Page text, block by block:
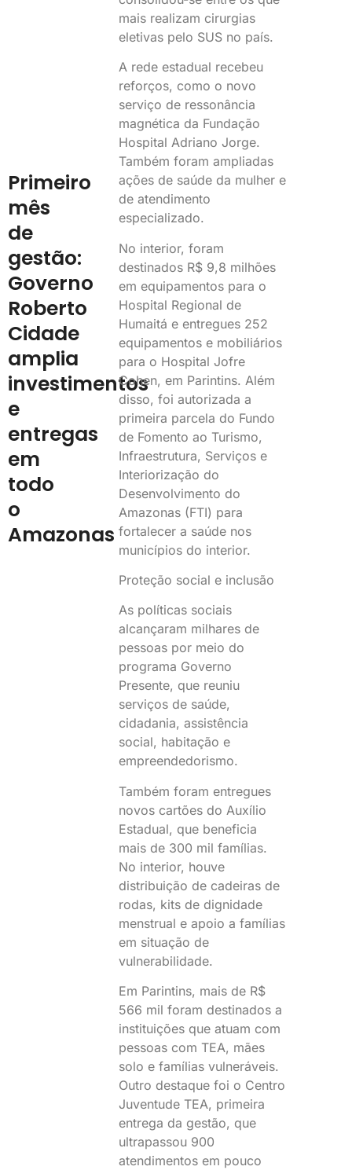
Primeiro
mês
de
gestão:
Governo
Roberto
Cidade
amplia
investimentos
e
entregas
em
todo
o
Amazonas
mais realizam cirurgias
eletivas pelo SUS no país.
A rede estadual recebeu
reforços, como o novo
serviço de ressonância
magnética da Fundação
Hospital Adriano Jorge.
Também foram ampliadas
ações de saúde da mulher e
de atendimento
especializado.
No interior, foram
destinados R$ 9,8 milhões
em equipamentos para o
Hospital Regional de
Humaitá e entregues 252
equipamentos e mobiliários
para o Hospital Jofre
Cohen, em Parintins. Além
disso, foi autorizada a
primeira parcela do Fundo
de Fomento ao Turismo,
Infraestrutura, Serviços e
Interiorização do
Desenvolvimento do
Amazonas (FTI) para
fortalecer a saúde nos
municípios do interior.
Proteção social e inclusão
As políticas sociais
alcançaram milhares de
pessoas por meio do
programa Governo
Presente, que reuniu
serviços de saúde,
cidadania, assistência
social, habitação e
empreendedorismo.
Também foram entregues
novos cartões do Auxílio
Estadual, que beneficia
mais de 300 mil famílias.
No interior, houve
distribuição de cadeiras de
rodas, kits de dignidade
menstrual e apoio a famílias
em situação de
vulnerabilidade.
Em Parintins, mais de R$
566 mil foram destinados a
instituições que atuam com
pessoas com TEA, mães
solo e famílias vulneráveis.
Outro destaque foi o Centro
Juventude TEA, primeira
entrega da gestão, que
ultrapassou 900
atendimentos em pouco